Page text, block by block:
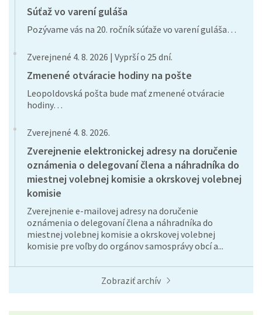
Súťaž vo varení guláša
Pozývame vás na 20. ročník súťaže vo varení guláša…
Zverejnené 4. 8. 2026 | Vyprší o 25 dní.
Zmenené otváracie hodiny na pošte
Leopoldovská pošta bude mať zmenené otváracie
hodiny…
Zverejnené 4. 8. 2026.
Zverejnenie elektronickej adresy na doručenie
oznámenia o delegovaní člena a náhradníka do
miestnej volebnej komisie a okrskovej volebnej
komisie
Zverejnenie e-mailovej adresy na doručenie
oznámenia o delegovaní člena a náhradníka do
miestnej volebnej komisie a okrskovej volebnej
komisie pre voľby do orgánov samosprávy obcí a...
Zobraziť archív